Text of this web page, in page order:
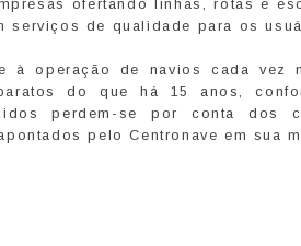
ofertando linhas, rotas e
serviços de qualidade para os
à operação de navios cada vez
do que há 15 anos,
perdem-se por conta dos
pelo Centronave em sua